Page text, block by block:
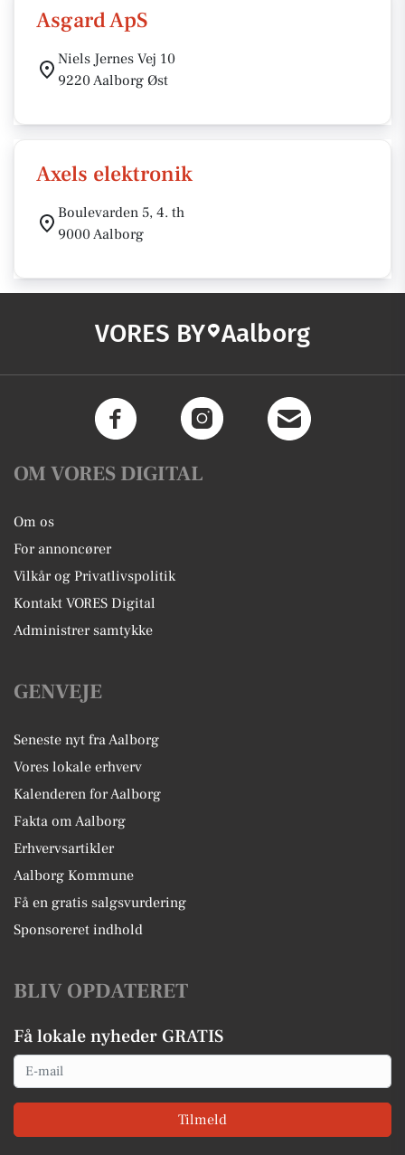
Asgard ApS
Niels Jernes Vej 10
9220 Aalborg Øst
Axels elektronik
Boulevarden 5, 4. th
9000 Aalborg
VORES BY Aalborg
OM VORES DIGITAL
Om os
For annoncører
Vilkår og Privatlivspolitik
Kontakt VORES Digital
Administrer samtykke
GENVEJE
Seneste nyt fra Aalborg
Vores lokale erhverv
Kalenderen for Aalborg
Fakta om Aalborg
Erhvervsartikler
Aalborg Kommune
Få en gratis salgsvurdering
Sponsoreret indhold
BLIV OPDATERET
Få lokale nyheder GRATIS
Email
Tilmeld